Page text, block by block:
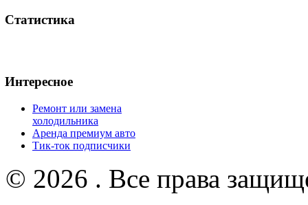
Статистика
Интересное
Ремонт или замена
холодильника
Аренда премиум авто
Тик-ток подписчики
© 2026 . Все права